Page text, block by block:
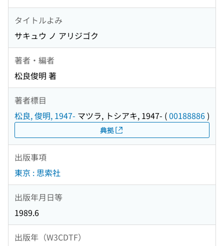
タイトルよみ
サキュウ ノ アリジゴク
著者・編者
松良俊明 著
著者標目
松良, 俊明, 1947- マツラ, トシアキ, 1947- (00188886)
典拠
出版事項
東京 : 思索社
出版年月日等
1989.6
出版年（W3CDTF）